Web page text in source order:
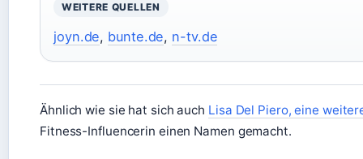
WEITERE QUELLEN
joyn.de, bunte.de, n-tv.de
Ähnlich wie sie hat sich auch Lisa Del Piero, eine
Fitness-Influencerin einen Namen gemacht.